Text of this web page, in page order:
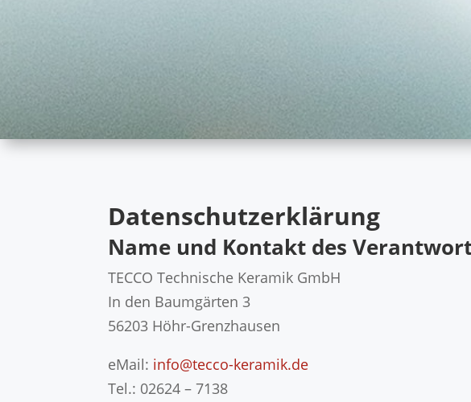
Datenschutzerklärung
Name und Kontakt des
TECCO Technische Keramik GmbH
In den Baumgärten 3
56203 Höhr-Grenzhausen
eMail: info@tecco-keramik.de
Tel.: 02624 – 7138